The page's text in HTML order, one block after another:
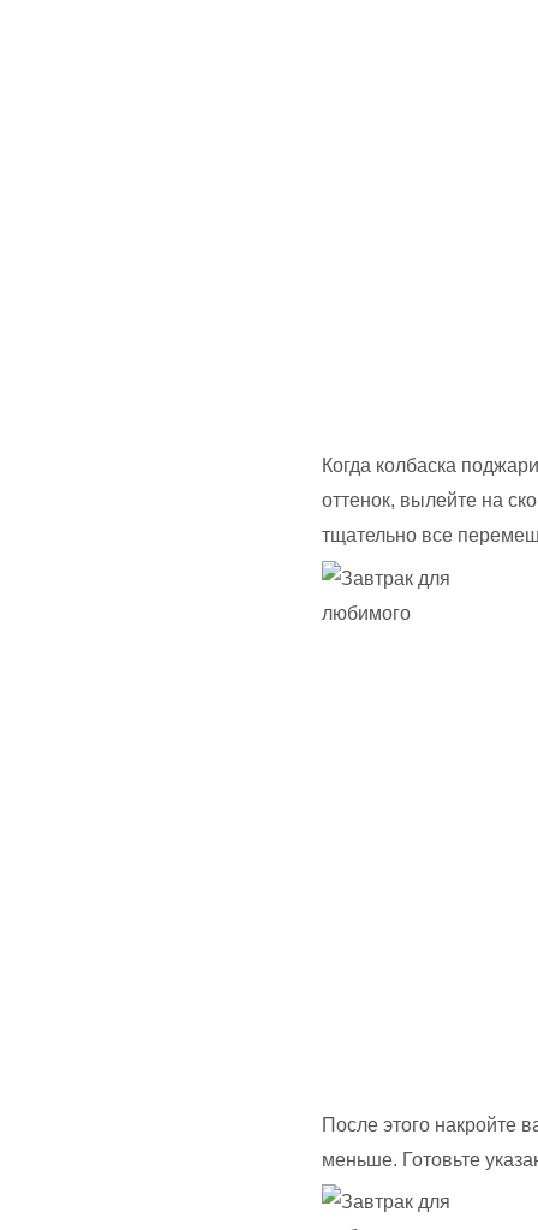
Когда колбаска
оттенок, вылейте на
тщательно все
После этого накройте
меньше. Готовьте